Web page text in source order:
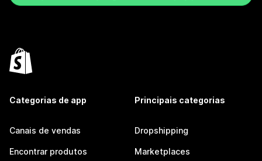
Categorias de app
Canais de vendas
Encontrar produtos
Principais categorias
Dropshipping
Marketplaces